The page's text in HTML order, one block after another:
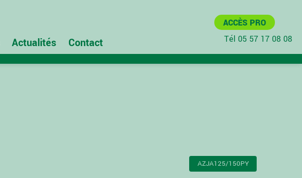
Actualités Contact
ACCÈS PRO
Tél 05 57 17 08 08
AZJA125/150PY